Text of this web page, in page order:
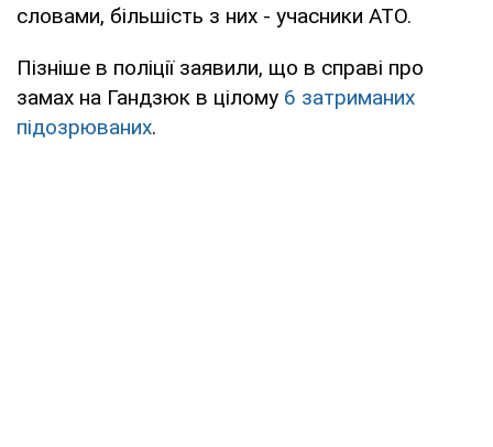
словами, більшість з них - учасники АТО.
Пізніше в поліції заявили, що в справі про
замах на Гандзюк в цілому 6 затриманих
підозрюваних.